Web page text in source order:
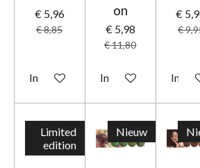
€ 5,96
€ 8,85
In winkelwagen
on
€ 5,98
€ 11,80
In winkelwagen
€
€
In
Limited
edition
Nieuw